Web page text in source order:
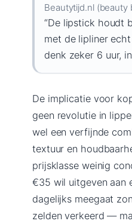
Beautytijd.nl (beauty
“De lipstick houdt
met de lipliner
denk zeker 6 uur,
De implicatie voor
geen revolutie in
wel een verfijnde
textuur en
prijsklasse weinig
€35 wil uitgeven aan
dagelijks meegaat
zelden verkeerd —